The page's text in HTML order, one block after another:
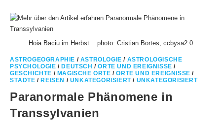
AUS
Hoia Baciu im Herbst photo: Cristian Bortes, ccbysa2.0
ASTROGEOGRAPHIE / ASTROLOGIE / ASTROLOGISCHE
PSYCHOLOGIE /DEUTSCH /ORTE UND EREIGNISSE /
GESCHICHTE / MAGISCHE ORTE /ORTE UND EREIGNISSE /
STÄDTE /REISEN / UNKATEGORISIERT/ UNKATEGORISIERT
Paranormale Phänomene in
Transsylvanien